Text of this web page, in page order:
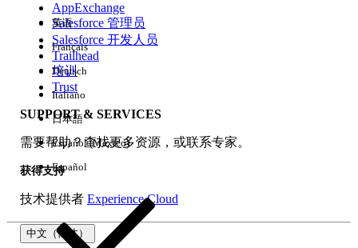
体验
AppExchange
Salesforce 管理员
Salesforce 开发人员
Trailhead
培训
Trust
SUPPORT & SERVICES
需要帮助？查找更多资源，或联系专家。
获得支持
技术提供者 Experience Cloud
中文（简体）
英语
Français
Deutsch
Italiano
日本語
Español (México)
Español